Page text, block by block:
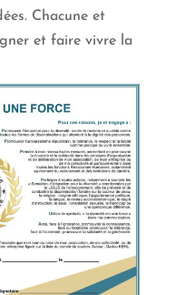
Chacune et
et faire vivre la